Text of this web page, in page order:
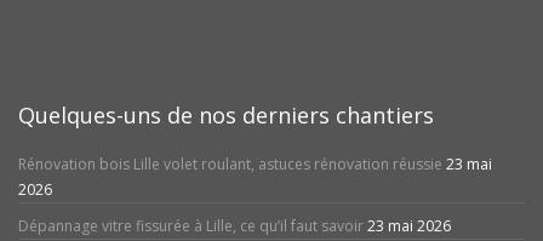
Quelques-uns de nos derniers chantiers
Rénovation bois Lille volet roulant, astuces rénovation réussie 23 mai
2026
Dépannage vitre fissurée à Lille, ce qu’il faut savoir23 mai 2026